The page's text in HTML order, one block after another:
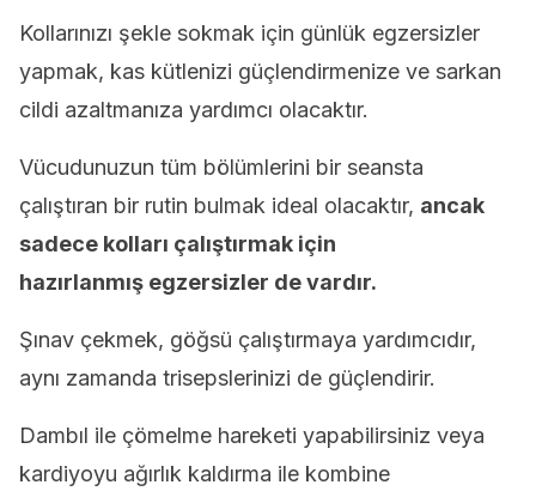
Kollarınızı şekle sokmak için günlük egzersizler
yapmak, kas kütlenizi güçlendirmenize ve sarkan
cildi azaltmanıza yardımcı olacaktır.
Vücudunuzun tüm bölümlerini bir seansta
çalıştıran bir rutin bulmak ideal olacaktır, ancak
sadece kolları çalıştırmak için
hazırlanmış egzersizler de vardır.
Şınav çekmek, göğsü çalıştırmaya yardımcıdır,
aynı zamanda trisepslerinizi de güçlendirir.
Dambıl ile çömelme hareketi yapabilirsiniz veya
kardiyoyu ağırlık kaldırma ile kombine